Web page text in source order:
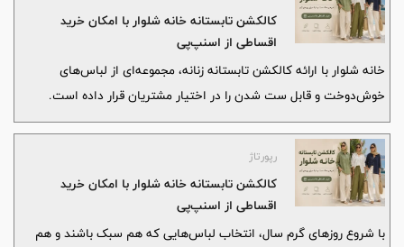
کالکشن تابستانه خانه شلوار با امکان خرید
اقساطی از اسنپ‌پی
خانه شلوار با ارائه کالکشن تابستانه زنانه، مجموعه‌ای از لباس‌های
خوش‌دوخت و قابل ست شدن را در اختیار مشتریان قرار داده است.
رپورتاژ
کالکشن تابستانه خانه شلوار با امکان خرید
اقساطی از اسنپ‌پی
با شروع روزهای گرم سال، انتخاب لباس‌هایی که هم سبک باشند و هم